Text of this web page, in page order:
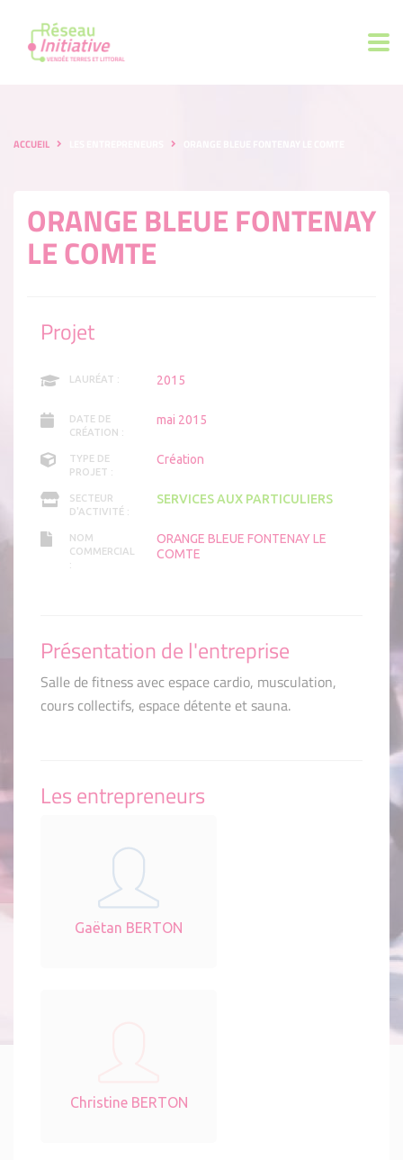
ACCUEIL
ORANGE BLEUE FONTENAY
LE COMTE
Projet
LAURÉAT : 2015
DATE DE
CRÉATION :
mai 2015
TYPE DE
PROJET :
Création
SECTEUR
D'ACTIVITÉ :
SERVICES AUX PARTICULIERS
NOM
COMMERCIAL
:
ORANGE BLEUE FONTENAY LE
COMTE
Présentation de l'entreprise
Salle de fitness avec espace cardio, musculation,
cours collectifs, espace détente et sauna.
Les entrepreneurs
Gaëtan BERTON
Christine BERTON